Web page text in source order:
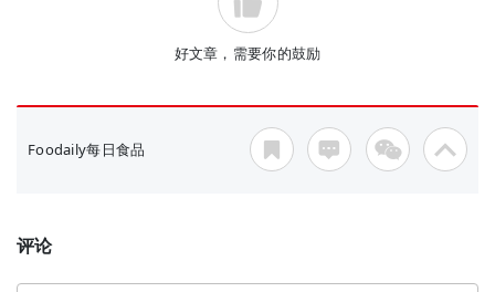
好文章，需要你的鼓励
Foodaily每日食品
评论